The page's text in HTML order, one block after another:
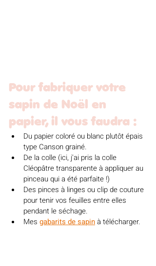
Pour fabriquer votre
sapin de Noël en
papier, il vous faudra :
Du papier coloré ou blanc plutôt épais
type Canson grainé.
De la colle (ici, j'ai pris la colle
Cléopâtre transparente à appliquer au
pinceau qui a été parfaite !)
Des pinces à linges ou clip de couture
pour tenir vos feuilles entre elles
pendant le séchage.
Mes gabarits de sapin à télécharger.